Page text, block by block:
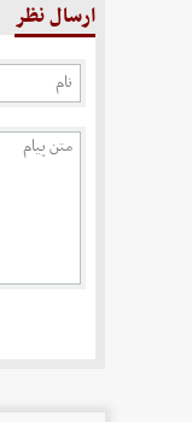
ارسال نظر